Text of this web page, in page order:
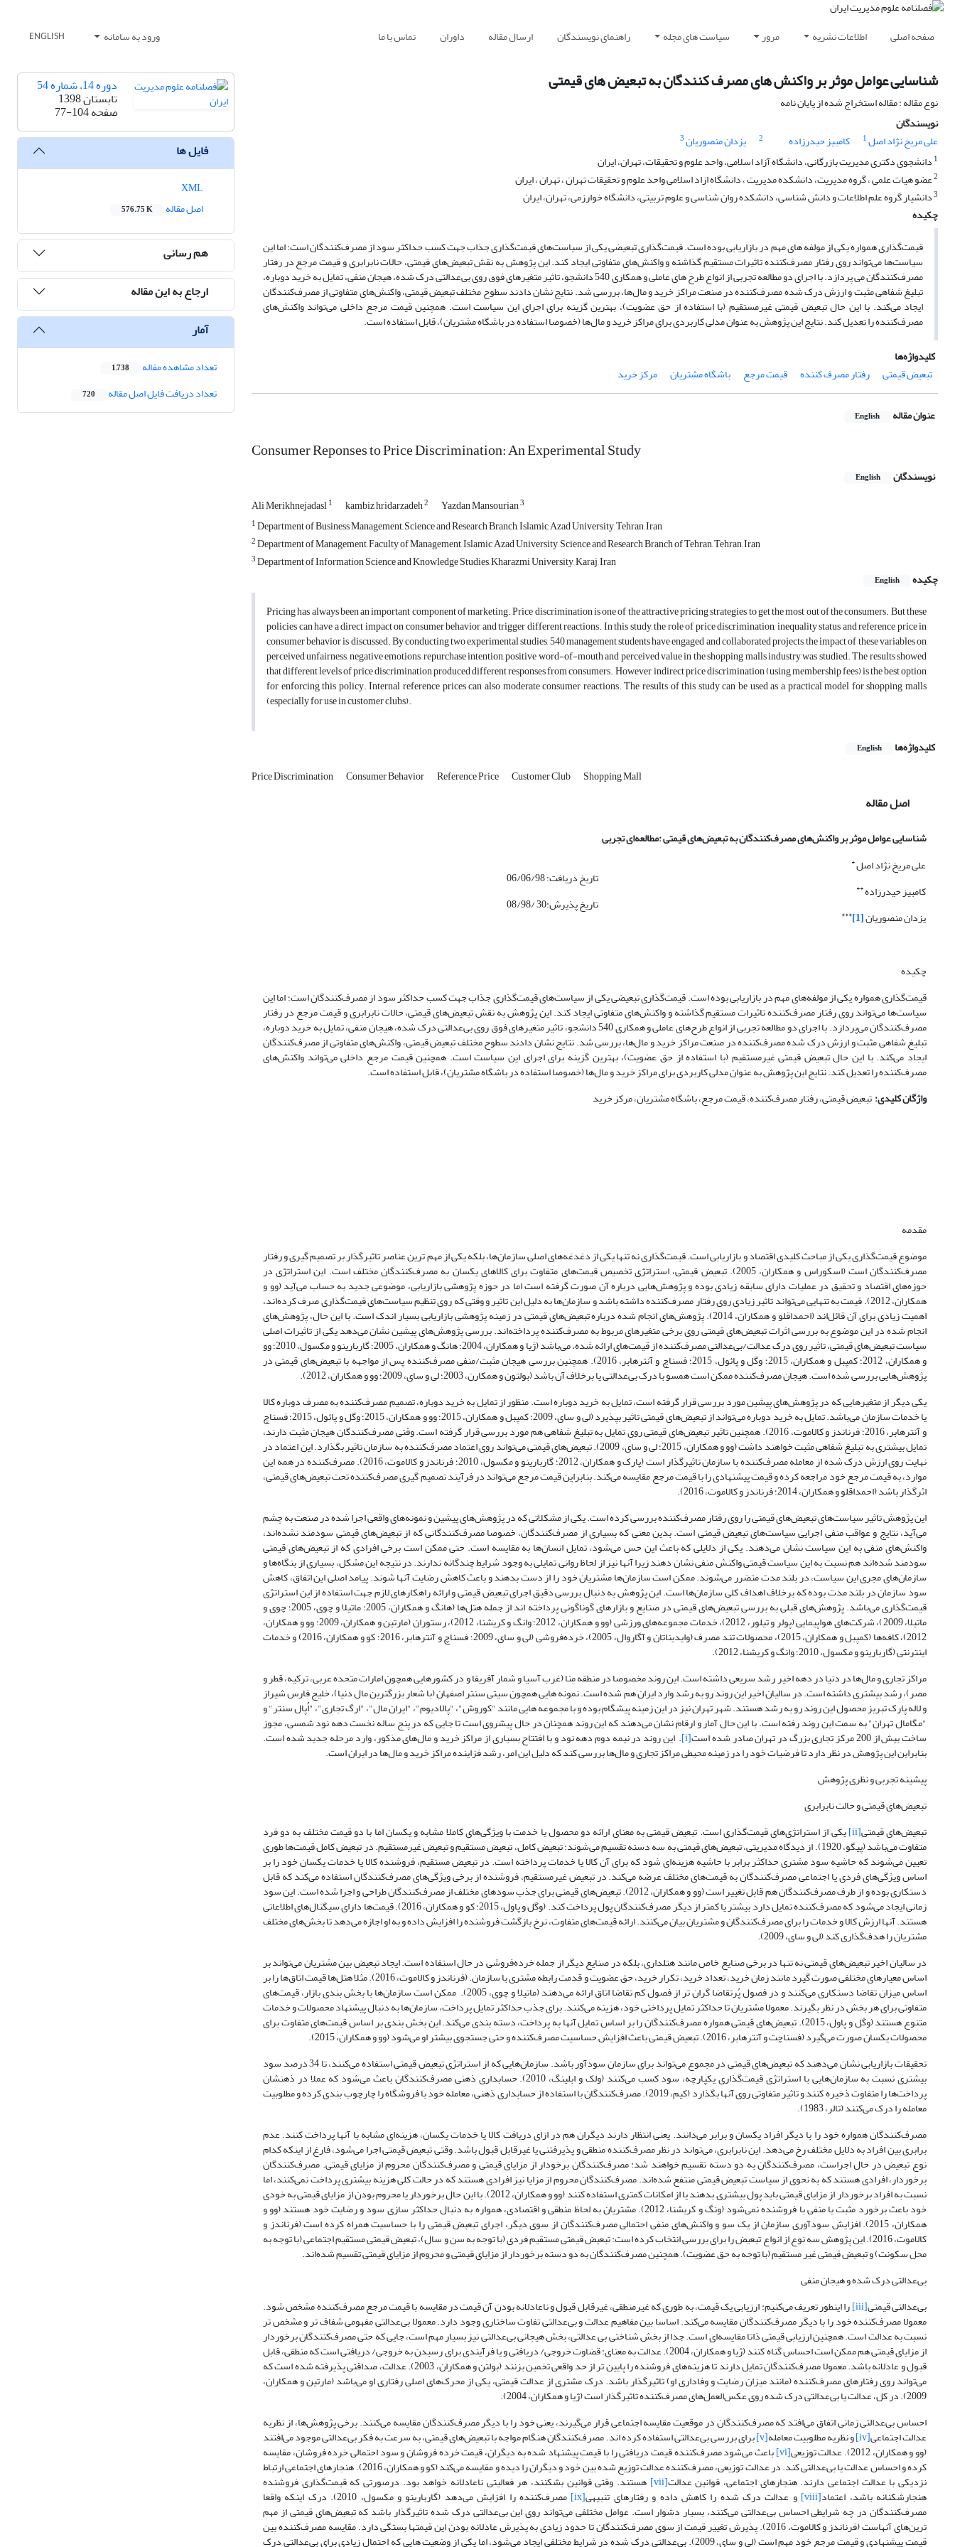
صفحه اصلی اطلاعات نشریه مرور سیاست های مجله راهنمای نویسندگان ارسال مقاله داوران تماس با ما ورود به سامانه ENGLISH
شناسایی عوامل موثر بر واکنش های مصرف کنندگان به تبعیض های قیمتی
نوع مقاله : مقاله استخراج شده از پایان نامه
نویسندگان
علی مریخ نژاد اصل1 کامبیز حیدرزاده 2 یزدان منصوریان3
1 دانشجوی دکتری مدیریت بازرگانی، دانشگاه آزاد اسلامی، واحد علوم و تحقیقات، تهران، ایران
2عضو هیات علمی ، گروه مدیریت، دانشکده مدیریت ، دانشگاه ازاد اسلامی واحد علوم و تحقیقات تهران ، تهران ، ایران
3دانشیار گروه علم اطلاعات و دانش شناسی، دانشکده روان شناسی و علوم تربیتی، دانشگاه خوارزمی، تهران، ایران
چکیده
قیمت‌گذاری همواره یکی از مولفه های مهم در بازاریابی بوده است. قیمت‌گذاری تبعیضی یکی از سیاست‌های قیمت‌گذاری جذاب جهت کسب حداکثر سود از مصرف‌کنندگان است؛ اما این
سیاست‌‌ها می‌تواند روی رفتار مصرف‌کننده تاثیرات مستقیم گذاشته و واکنش‌های متفاوتی ایجاد کند. این پژوهش به نقش تبعیض‌های قیمتی، حالات نابرابری و قیمت مرجع در رفتار
مصرف‌کنندگان می پردازد. با اجرای دو مطالعه تجربی از انواع طرح های عاملی و همکاری 540 دانشجو، تاثیر متغیرهای فوق روی بی‌عدالتی درک شده، هیجان منفی، تمایل به خرید دوباره،
تبلیغ شفاهی مثبت و ارزش درک شده مصرف‌کننده در صنعت مراکز خرید و مال‌ها، بررسی شد. نتایج نشان دادند سطوح مختلف تبعیض قیمتی، واکنش‌های متفاوتی از مصرف‌کنندگان
ایجاد می‌کند. با این حال تبعیض قیمتی غیرمستقیم (با استفاده از حق عضویت)، بهترین گزینه برای اجرای این سیاست است. همچنین قیمت مرجع داخلی می‌تواند واکنش‌های
مصرف‌کننده را تعدیل کند. نتایج این پژوهش به عنوان مدلی کاربردی برای مراکز خرید و مال‌ها (خصوصا استفاده در باشگاه مشتریان)، قابل استفاده است.
کلیدواژه‌ها
تبعیض قیمتی
رفتار مصرف کننده قیمت مرجع باشگاه مشتریان مرکز خرید
عنوان مقاله English
Consumer Reponses to Price Discrimination: An Experimental Study
نویسندگان English
Ali Merikhnejadasl1 kambiz hridarzadeh2 Yazdan Mansourian3
1Department of Business Management, Science and Research Branch, Islamic Azad University, Tehran, Iran
2Department of Management, Faculty of Management, Islamic Azad University, Science and Research Branch of Tehran, Tehran, Iran
3Department of Information Science and Knowledge Studies, Kharazmi University, Karaj, Iran
چکیده
English
Pricing has always been an important component of marketing. Price discrimination is one of the attractive pricing strategies to get the most out of the consumers. But these
policies can have a direct impact on consumer behavior and trigger different reactions. In this study, the role of price discrimination, inequality status and reference price in
consumer behavior is discussed. By conducting two experimental studies, 540 management students have engaged and collaborated projects, the impact of these variables on
perceived unfairness, negative emotions, repurchase intention, positive word-of-mouth and perceived value in the shopping malls industry was studied. The results showed
that different levels of price discrimination produced different responses from consumers. However, indirect price discrimination (using membership fees) is the best option
for enforcing this policy. Internal reference prices can also moderate consumer reactions. The results of this study can be used as a practical model for shopping malls
(especially for use in customer clubs).
کلیدواژه‌ها English
Price Discrimination Consumer Behavior Reference Price Customer Club Shopping Mall
اصل مقاله
شناسایی عوامل موثر بر واکنش‌های مصرف‌کنندگان به تبعیض‌های قیمتی :مطالعه‌ای تجربی
علی مریخ نژاد اصل*
کامبیز حیدرزاده**
یزدان منصوریان[1]
***
تاریخ دریافت: 06/06/98
تاریخ پذیرش:30 /08/98
چکیده
قیمت‌گذاری همواره یکی از مولفه‌های مهم در بازاریابی بوده است. قیمت‌گذاری تبعیضی یکی از سیاست‌های قیمت‌گذاری جذاب جهت کسب حداکثر سود از مصرف‌کنندگان است؛ اما این
سیاست‌‌ها می‌تواند روی رفتار مصرف‌کننده تاثیرات مستقیم گذاشته و واکنش‌های متفاوتی ایجاد کند. این پژوهش به نقش تبعیض‌های قیمتی، حالات نابرابری و قیمت مرجع در رفتار
مصرف‌کنندگان می‌پردازد. با اجرای دو مطالعه تجربی از انواع طرح‌های عاملی و همکاری 540 دانشجو، تاثیر متغیرهای فوق روی بی‌عدالتی درک شده، هیجان منفی، تمایل به خرید دوباره،
تبلیغ شفاهی مثبت و ارزش درک شده مصرف‌کننده در صنعت مراکز خرید و مال‌ها، بررسی شد. نتایج نشان دادند سطوح مختلف تبعیض قیمتی، واکنش‌های متفاوتی از مصرف‌کنندگان
ایجاد می‌کند. با این حال تبعیض قیمتی غیرمستقیم (با استفاده از حق عضویت)، بهترین گزینه برای اجرای این سیاست است. همچنین قیمت مرجع داخلی می‌تواند واکنش‌های
مصرف‌کننده را تعدیل کند. نتایج این پژوهش به عنوان مدلی کاربردی برای مراکز خرید و مال‌ها (خصوصا استفاده در باشگاه مشتریان)، قابل استفاده است.
واژگان کلیدی:تبعیض قیمتی، رفتار مصرف‌کننده، قیمت مرجع، باشگاه مشتریان، مرکز خرید
مقدمه
موضوع قیمت‌گذاری یکی از مباحث کلیدی اقتصاد و بازاریابی است. قیمت‌گذاری نه تنها یکی از دغدغه‌های اصلی سازمان‌ها، بلکه یکی از مهم ترین عناصر تاثیرگذار بر تصمیم گیری و رفتار
مصرف‌کنندگان است (اسکوراس و همکاران، 2005). تبعیض قیمتی، استراتژی تخصیص قیمت‌های متفاوت برای کالاهای یکسان به مصرف‌کنندگان مختلف است. این استراتژی در
حوزه‌های اقتصاد و تحقیق در عملیات دارای سابقه زیادی بوده و پژوهش‌هایی درباره آن صورت گرفته است اما در حوزه پژوهشی بازاریابی، موضوعی جدید به حساب می‌آید (وو و
همکاران، 2012). قیمت به تنهایی می‌تواند تاثیر زیادی روی رفتار مصرف‌کننده داشته باشد و سازمان‌ها به دلیل این تاثیر و وقتی که روی تنظیم سیاست‌های قیمت‌گذاری صرف کرده‌اند،
اهمیت زیادی برای آن قائل‌اند (احمداقلو و همکاران، 2014). پژوهش‌های انجام شده درباره تبعیض‌های قیمتی در زمینه پژوهشی بازاریابی بسیار اندک است. با این حال، پژوهش‌های
انجام شده در این موضوع به بررسی اثرات تبعیض‌های قیمتی روی برخی متغیرهای مربوط به مصرف‌کننده پرداخته‌اند. بررسی پژوهش‌های پیشین نشان می‌دهد یکی از تاثیرات اصلی
سیاست تبعیض‌های قیمتی، تاثیر روی درک عدالت/بی‌عدالتی مصرف‌کننده از قیمت‌های ارائه شده، می‌باشد (ژیا و همکاران، 2004؛ هانگ و همکاران، 2005؛ گاربارینو و مکسول، 2010؛ وو
و همکاران، 2012؛ کمپبل و همکاران، 2015؛ وگل و پائول، 2015؛ فسناچ و آنترهابر، 2016). همچنین بررسی هیجان مثبت/منفی مصرف‌کننده پس از مواجهه با تبعیض‌های قیمتی در
پژوهش‌هایی بررسی شده است. هیجان مصرف‌کننده ممکن است همسو با درک بی‌عدالتی یا برخلاف آن باشد (بولتون و همکارن، 2003؛ لی و سای، 2009؛ وو و همکاران، 2012).
یکی دیگر از متغیرهایی که در پژوهش‌های پیشین مورد بررسی قرار گرفته است، تمایل به خرید دوباره است. منظور از تمایل به خرید دوباره، تصمیم مصرف‌کننده به مصرف دوباره کالا
یا خدمات سازمان می‌باشد. تمایل به خرید دوباره می‌تواند از تبعیض‌های قیمتی تاثیر بپذیرد (لی و سای، 2009؛ کمپبل و همکاران، 2015؛ وو و همکاران، 2015؛ وگل و پائول، 2015؛ فسناچ
و آنترهابر، 2016؛ فرناندز و کالاموت، 2016). همچنین تاثیر تبعیض‌های قیمتی روی تمایل به تبلیغ شفاهی هم مورد بررسی قرار گرفته است. وقتی مصرف‌کنندگان هیجان مثبت دارند،
تمایل بیشتری به تبلیغ شفاهی مثبت خواهند داشت (وو و همکاران، 2015؛ لی و سای، 2009). تبعیض‌های قیمتی می‌تواند روی اعتماد مصرف‌کننده به سازمان تاثیر بگذارد. این اعتماد در
نهایت روی ارزش درک شده از معامله مصرف‌کننده با سازمان تاثیرگذار است (پارک و همکاران، 2012؛ گاربارینو و مکسول، 2010؛ فرناندز و کالاموت، 2016). مصرف‌کننده در همه این
موارد، به قیمت مرجع خود مراجعه کرده و قیمت پیشنهادی را با قیمت مرجع مقایسه می‌کند. بنابراین قیمت مرجع می‌تواند در فرآیند تصمیم گیری مصرف‌کننده تحت تبعیض‌های قیمتی،
اثرگذار باشد (احمداقلو و همکاران، 2014؛ فرناندز و کالاموت، 2016).
این پژوهش تاثیر سیاست‌های تبعیض‌های قیمتی را روی رفتار مصرف‌کننده بررسی کرده است. یکی از مشکلاتی که در پژوهش‌های پیشین و نمونه‌های واقعی اجرا شده در صنعت به چشم
می‌آید، نتایج و عواقب منفی اجرایی سیاست‌های تبعیض قیمتی است. بدین معنی که بسیاری از مصرف‌کنندگان، خصوصا مصرف‌کنندگانی که از تبعیض‌های قیمتی سودمند نشده‌اند،
واکنش‌های منفی به این سیاست نشان می‌دهند. یکی از دلایلی که باعث این حس می‌شود، تمایل انسان‌ها به مقایسه است. حتی ممکن است برخی افرادی که از تبعیض‌های قیمتی
سودمند شده‌اند هم نسبت به این سیاست قیمتی واکنش منفی نشان دهند زیرا آنها نیز از لحاظ روانی تمایلی به وجود شرایط چندگانه ندارند. در نتیجه این مشکل، بسیاری از بنگاه‌ها و
سازمان‌های مجری این سیاست، در بلند مدت متضرر می‌شوند. ممکن است سازمان‌ها مشتریان خود را از دست بدهند و باعث کاهش رضایت آنها شوند. پیامد اصلی این اتفاق، کاهش
سود سازمان در بلند مدت بوده که برخلاف اهداف کلی سازمان‌ها است. این پژوهش به دنبال بررسی دقیق اجرای تبعیض قیمتی و ارائه راهکارهای لازم جهت استفاده از این استراتژی
قیمت‌گذاری می‌باشد. پژوهش‌های قبلی به بررسی تبعیض‌های قیمتی در صنایع و بازارهای گوناگونی پرداخته اند از جمله هتل‌ها (هانگ و همکاران، 2005؛ ماتیلا و چوی، 2005؛ چوی و
ماتیلا، 2009)، شرکت‌های هواپیمایی (پولر و تیلور، 2012)، خدمات مجموعه‌های ورزشی (وو و همکاران، 2012؛ وانگ و کریشنا، 2012)، رستوران (مارتین و همکاران، 2009؛ وو و همکاران،
2012)، کافه‌ها (کمپبل و همکاران، 2015)، محصولات تند مصرف (وایدیناتان و آگاروال، 2005)، خرده‌فروشی (لی و سای، 2009؛ فسناچ و آنترهابر، 2016؛ کو و همکاران، 2016) و خدمات
اینترنتی (گاربارینو و مکسول، 2010؛ وانگ و کریشنا، 2012).
مراکز تجاری و مال‌ها در دنیا در دهه اخیر رشد سریعی داشته است. این روند مخصوصا در منطقه مِنا (غرب آسیا و شمار آفریقا و در کشورهایی همچون امارات متحده عربی، ترکیه، قطر و
مصر)، رشد بیشتری داشته است. در سالیان اخیر این روند رو به رشد وارد ایران هم شده است. نمونه هایی همچون سیتی سنتر اصفهان (با شعار بزرگترین مال دنیا)، خلیج فارس شیراز
و لاله پارک تبریز محصول این روند رو به رشد هستند. شهر تهران نیز در این زمینه پیشگام بوده و با مجموعه هایی مانند "کوروش"، "پالادیوم"، "ایران مال"، "ارگ تجاری"، "اُپال سنتر" و
"مگامال تهران" به سمت این روند رفته است. با این حال آمار و ارقام نشان می‌دهند که این روند همچنان در حال پیشروی است تا جایی که در پنج ساله نخست دهه نود شمسی، مجوز
ساخت بیش از 200 مرکز تجاری بزرگ در تهران صادر شده است [i] . این روند در نیمه دوم دهه نود و با افتتاح بسیاری از مراکز خرید و مال‌های مذکور، وارد مرحله جدید شده است.
بنابراین این پژوهش در نظر دارد تا فرضیات خود را در زمینه محیطی مراکز تجاری و مال‌ها بررسی کند که دلیل این امر، رشد فزاینده مراکز خرید و مال‌ها در ایران است.
پیشینه تجربی و نظری پژوهش
تبعیض‌های قیمتی و حالت نابرابری
تبعیض‌های قیمتی[ii] یکی از استراتژی‌های قیمت‌گذاری است. تبعیض قیمتی به معنای ارائه دو محصول یا خدمت با ویژگی‌های کاملا مشابه و یکسان اما با دو قیمت مختلف به دو فرد
متفاوت می‌باشد (پیگو، 1920). از دیدگاه مدیریتی، تبعیض‌های قیمتی به سه دسته تقسیم می‌شوند: تبعیض کامل، تبعیض مستقیم و تبعیض غیرمستقیم. در تبعیض کامل قیمت‌ها طوری
تعیین می‌شوند که حاشیه سود مشتری حداکثر برابر با حاشیه هزینه‌ای شود که برای آن کالا یا خدمات پرداخته است. در تبعیض مستقیم، فروشنده کالا یا خدمات یکسان خود را بر
اساس ویژگی‌های فردی یا اجتماعی مصرف‌کنندگان به قیمت‌های مختلف عرضه می‌کند. در تبعیض غیرمستقیم، فروشنده از برخی ویژگی‌های مصرف‌کنندگان استفاده می‌کند که قابل
دستکاری بوده و از طرف مصرف‌کنندگان هم قابل تغییر است (وو و همکاران، 2012). تبعیض‌های قیمتی برای جذب سودهای مختلف از مصرف‌کنندگان طراحی و اجرا شده است. این سود
زمانی ایجاد می‌شود که مصرف‌کننده تمایل دارد بیشتر یا کمتر از دیگر مصرف‌کنندگان پول پرداخت کند. (وگل و پاول، 2015؛ کو و همکاران، 2016). قیمت‌ها دارای سیگنال‌های اطلاعاتی
هستند. آنها ارزش کالا و خدمات را برای مصرف‌کنندگان و مشتریان بیان می‌کنند. ارائه قیمت‌های متفاوت، نرخ بازگشت فروشنده را افزایش داده و به او اجازه می‌دهد تا بخش‌های مختلف
مشتریان را هدف‌گذاری کند (لی و سای، 2009).
در سالیان اخیر تبعیض‌های قیمتی نه تنها در برخی صنایع خاص مانند هتلداری، بلکه در صنایع دیگر از جمله خرده‌فروشی در حال استفاده است. ایجاد تبعیض بین مشتریان می‌تواند بر
اساس معیارهای مختلفی صورت گیرد مانند زمان خرید، تعداد خرید، تکرار خرید، حق عضویت و قدمت رابطه مشتری با سازمان. (فرناندز و کالاموت، 2016). مثلا هتل‌ها قیمت اتاق‌ها را بر
اساس میزان تقاضا دستکاری می‌کنند و در فصول پُرتقاضا گران تر از فصول کم تقاضا اتاق ارائه می‌دهند (ماتیلا و چوی، 2005). ممکن است سازمان‌ها با بخش بندی بازار، قیمت‌های
متفاوتی برای هر بخش در نظر بگیرند. معمولا مشتریان تا حداکثر تمایل پرداختی خود، هزینه می‌کنند. برای جذب حداکثر تمایل پرداخت، سازمان‌ها به دنبال پیشنهاد محصولات و خدمات
متنوع هستند (وگل و پاول، 2015). تبعیض‌های قیمتی همواره مصرف‌کنندگان را بر اساس تمایل آنها به پرداخت، دسته بندی می‌کند. این بخش بندی بر اساس قیمت‌های متفاوت برای
محصولات یکسان صورت می‌گیرد (فسناچت و آنترهابر، 2016). تبعیض قیمتی باعث افزایش حساسیت مصرف‌کننده و حتی جستجوی بیشتر او می‌شود (وو و همکاران، 2015).
تحقیقات بازاریابی نشان می‌دهند که تبعیض‌های قیمتی در مجموع می‌تواند برای سازمان سودآور باشد. سازمان‌هایی که از استراتژی تبعیض قیمتی استفاده می‌کنند، تا 34 درصد سود
بیشتری نسبت به سازمان‌هایی با استراتژی قیمت‌گذاری یکپارچه، سود کسب می‌کنند (ولک و ابلینگ، 2010). حسابداری ذهنی مصرف‌کنندگان باعث می‌شود که عملا در ذهنشان
پرداخت‌ها را متفاوت ذخیره کنند و تاثیر متفاوتی روی آنها بگذارد (کیم، 2019). مصرف‌کنندگان با استفاده از حسابداری ذهنی، معامله خود با فروشگاه را چارچوب بندی کرده و مطلوبیت
معامله را درک می‌کنند (تالر، 1983).
مصرف‌کنندگان همواره خود را با دیگر افراد یکسان و برابر می‌دانند. یعنی انتظار دارند دیگران هم در ازای دریافت کالا یا خدمات یکسان، هزینه‌ای مشابه با آنها پرداخت کنند. عدم
برابری بین افراد به دلایل مختلف رخ می‌دهد. این نابرابری، می‌تواند در نظر مصرف‌کننده منطقی و پذیرفتنی یا غیرقابل قبول باشد. وقتی تبعیض قیمتی اجرا می‌شود، فارغ از اینکه کدام
نوع تبعیض در حال اجراست، مصرف‌کنندگان به دو دسته تقسیم خواهند شد: مصرف‌کنندگان برخودار از مزایای قیمتی و مصرف‌کنندگان محروم از مزایای قیمتی. مصرف‌کنندگان
برخوردار، افرادی هستند که به نحوی از سیاست تبعیض قیمتی منتفع شده‌اند. مصرف‌کنندگان محروم از مزایا نیز افرادی هستند که در حالت کلی هزینه بیشتری پرداخت نمی‌کنند، اما
نسبت به افراد برخوردار از مزایای قیمتی باید پول بیشتری بدهند یا از امکانات کمتری استفاده کنند (وو و همکاران، 2012). با این حال برخوردار یا محروم بودن از مزایای قیمتی به خودی
خود باعث برخورد مثبت یا منفی با فروشنده نمی‌شود (ونگ و کریشنا، 2012). مشتریان به لحاظ منطقی و اقتصادی، همواره به دنبال حداکثر سازی سود و رضایت خود هستند (وو و
همکاران، 2015). افزایش سودآوری سازمان از یک سو و واکنش‌های منفی احتمالی مصرف‌کنندگان از سوی دیگر، اجرای تبعیض قیمتی را با حساسیت همراه کرده است (فرناندز و
کالاموت، 2016). این پژوهش سه نوع از انواع تبعیض را برای بررسی انتخاب کرده است: تبعیض قیمتی مستقیم فردی (با توجه به سن و سال)، تبعیض قیمتی مستقیم اجتماعی (با توجه به
محل سکونت) و تبعیض قیمتی غیر مستقیم (با توجه به حق عضویت). همچنین مصرف‌کنندگان به دو دسته برخوردار از مزایای قیمتی و محروم از مزایای قیمتی تقسیم شده‌اند.
بی‌عدالتی درک شده و هیجان منفی
بی‌عدالتی قیمتی[iii] را اینطور تعریف می‌کنیم: ارزیابی یک قیمت، به طوری که غیرمنطقی، غیرقابل قبول و ناعادلانه بودن آن قیمت در مقایسه با قیمت مرجع مصرف‌کننده مشخص شود.
معمولا مصرف‌کننده خود را با دیگر مصرف‌کنندگان مقایسه می‌کند. اساسا بین مفاهیم عدالت و بی‌عدالتی تفاوت ساختاری وجود دارد. معمولا بی‌عدالتی مفهومی شفاف تر و مشخص تر
نسبت به عدالت است. همچنین ارزیابی قیمتی ذاتا مقایسه‌ای است. جدا از بخش شناختی بی عدالتی، بخش هیجانی بی‌عدالتی نیز بسیار مهم است، جایی که حتی مصرف‌کنندگان برخوردار
از مزایای قیمتی هم ممکن است احساس گناه کنند (ژیا و همکاران، 2004). عدالت به معنای: قضاوت خروجی/ دریافتی و یا فرآیندی برای رسیدن به خروجی/ دریافتی است که منطقی، قابل
قبول و عادلانه باشد. معمولا مصرف‌کنندگان تمایل دارند تا هزینه‌های فروشنده را پایین تر از حد واقعی تخمین بزنند (بولتن و همکاران، 2003). عدالت، صداقتی پذیرفته شده است که
می‌تواند روی رفتارهای مصرف‌کننده (مانند میزان رضایت و وفاداری او) تاثیرگذار باشد. درک مشتری از عدالت قیمتی، یکی از محرک‌های اصلی رفتاری او می‌باشد (مارتین و همکاران،
2009). در کل، عدالت یا بی‌عدالتی درک شده روی عکس‌العمل‌های مصرف‌کننده تاثیرگذار است (ژیا و همکاران، 2004).
احساس بی‌عدالتی زمانی اتفاق می‌افتد که مصرف‌کنندگان در موقعیت مقایسه اجتماعی قرار می‌گیرند، یعنی خود را با دیگر مصرف‌کنندگان مقایسه می‌کنند. برخی پژوهش‌ها، از نظریه
عدالت اجتماعی[iv] و نظریه مطلوبیت معامله[v] برای بررسی بی‌عدالتی استفاده کرده اند. مصرف‌کنندگان هنگام مواجه با تبعیض‌های قیمتی، به سرعت به فکر بی‌عدالتی موجود می‌افتند
(وو و همکاران، 2012). عدالت توزیعی [vi] باعث می‌شود مصرف‌کننده قیمت دریافتی را با قیمت پیشنهاد شده به دیگران، قیمت خرده فروشان و سود احتمالی خرده فروشان، مقایسه
کرده و احساس عدالت یا بی‌عدالتی کند. در عدالت توزیعی، مصرف‌کننده عدالت توزیع شده بین خود و دیگران را دیده و مقایسه می‌کند (کو و همکاران، 2016). هنجارهای اجتماعی ارتباط
نزدیکی با عدالت اجتماعی دارند. هنجارهای اجتماعی، قوانین عدالت[vii] هستند. وقتی قوانین بشکنند، هر فعالیتی ناعادلانه خواهد بود. درصورتی که قیمت‌گذاری فروشنده
هنجارشکنانه باشد، اعتماد[viii] و عدالت درک شده را کاهش داده و رفتارهای تنبیهی[ix] مصرف‌کننده را افزایش می‌دهد (گاربارینو و مکسول، 2010). درک اینکه واقعا
مصرف‌کنندگان در چه شرایطی احساس بی‌عدالتی می‌کنند، بسیار دشوار است. عوامل مختلفی می‌تواند روی این بی‌عدالتی درک شده تاثیرگذار باشد که تبعیض‌های قیمتی از مهم
ترین‌های آنهاست (فرناندز و کالاموت، 2016). پذیرش تغییر قیمت از سوی مصرف‌کنندگان تا حدود زیادی به پذیرش عادلانه بودن این قیمتها بستگی دارد. مقایسه مصرف‌کننده بین
قیمت پیشنهادی و قیمت مرجع خود مهم است (لی و سای، 2009). بی‌عدالتی درک شده در شرایط مختلفی ایجاد می‌شود، اما یکی از وضعیت هایی که احتمال زیادی برای بی‌عدالتی درک
دوره 14، شماره 54
تابستان 1398
صفحه77-104
فایل ها
اصل مقاله
576.75 K
هم رسانی
ارجاع به این مقاله
آمار
تعداد مشاهده مقاله 1,738
تعداد دریافت فایل اصل مقاله 720